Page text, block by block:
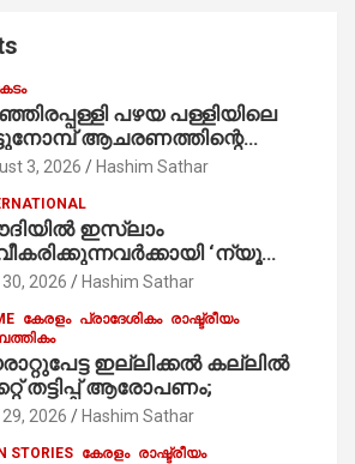
പഴയ പള്ളിയിലെ
ആചരണത്തിന്റെ
പന്തലിന്റെ കാൽനാട്ട്
താമരശ്ശേരി
3, 2026 Hashim Sathar
ഇസ്‌ലാം
‘ന്യൂ
ഡിജിറ്റല്‍ കാര്‍ഡ് സേവനം
2026 Hashim Sathar
കേരളം പ്രാദേശികം രാഷ്ട്രീയം
ഇല്ലിക്കൽ കല്ലിൽ
തട്ടിപ്പ് ആരോപണം;
2026 Hashim Sathar
STORIES കേരളം രാഷ്ട്രീയം